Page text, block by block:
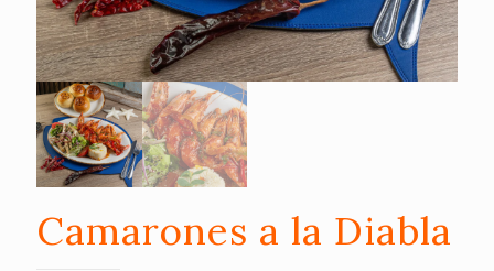
Camarones a la Diabla